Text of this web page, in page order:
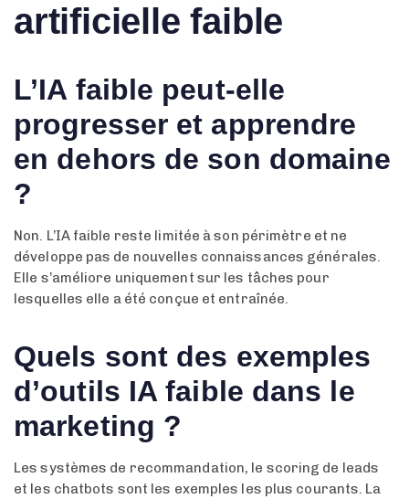
artificielle faible
L’IA faible peut-elle
progresser et apprendre
en dehors de son domaine
?
Non. L’IA faible reste limitée à son périmètre et ne
développe pas de nouvelles connaissances générales.
Elle s’améliore uniquement sur les tâches pour
lesquelles elle a été conçue et entraînée.
Quels sont des exemples
d’outils IA faible dans le
marketing ?
Les systèmes de recommandation, le scoring de leads
et les chatbots sont les exemples les plus courants. La